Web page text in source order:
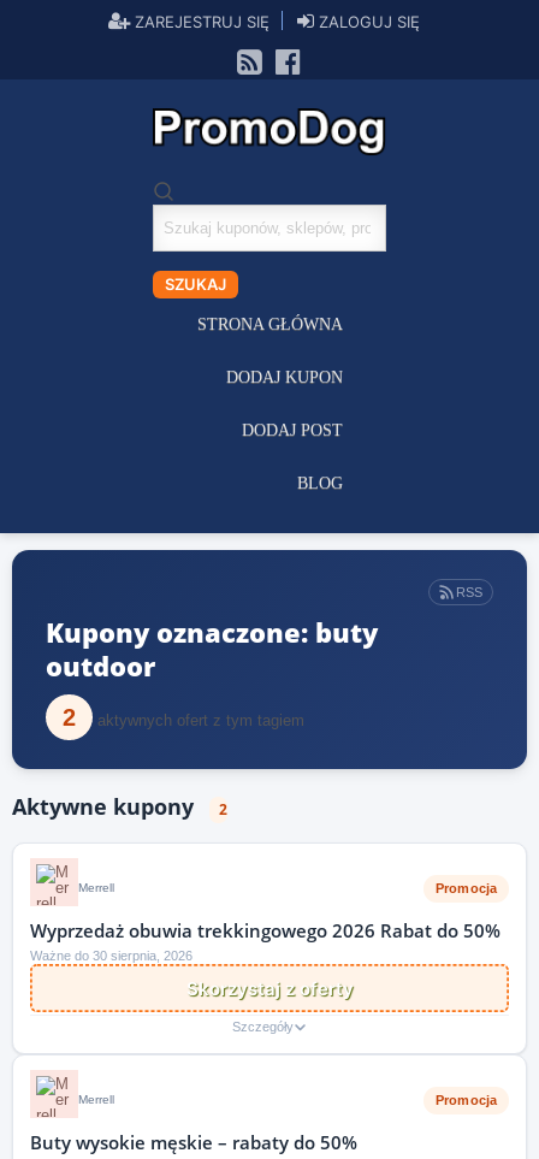
ZAREJESTRUJ SIĘ ZALOGUJ SIĘ
Szukaj
kuponów
SZUKAJ
STRONA GŁÓWNA
DODAJ KUPON
DODAJ POST
BLOG
RSS
Kupony oznaczone: buty
outdoor
2 aktywnych ofert z tym tagiem
Aktywne kupony 2
Merrell Promocja
Wyprzedaż obuwia trekkingowego 2026 Rabat do 50%
Ważne do 30 sierpnia, 2026
Skorzystaj z oferty
Szczegóły
Merrell Promocja
Buty wysokie męskie – rabaty do 50%